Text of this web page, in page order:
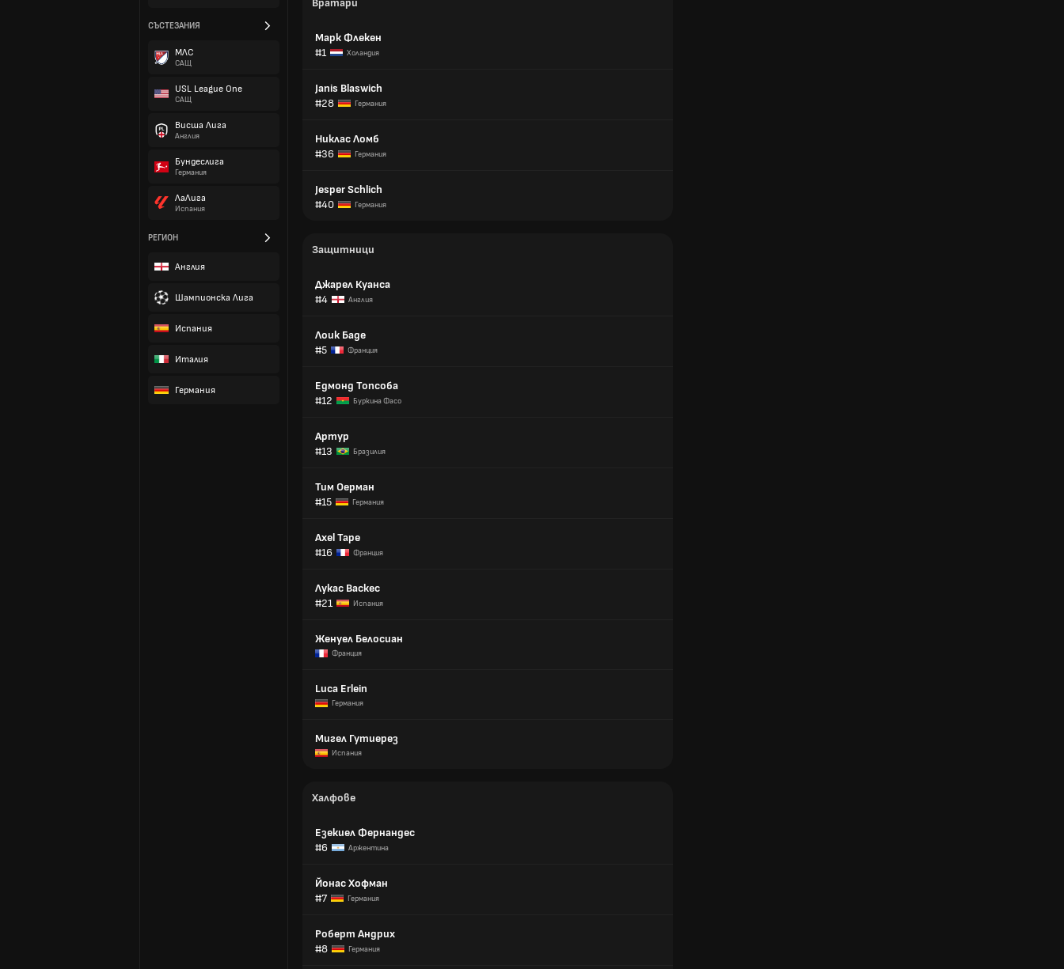
СЪСТЕЗАНИЯ
МЛС
САЩ
USL League One
САЩ
Висша Лига
Англия
Бундеслига
Германия
ЛаЛига
Испания
РЕГИОН
Англия
Шампионска Лига
Испания
Италия
Германия
Вратари
Марк Флекен
#1
Холандия
Janis Blaswich
#28
Германия
Никлас Ломб
#36
Германия
Jesper Schlich
#40
Германия
Защитници
Джарел Куанса
#4
Англия
Лоик Баде
#5
Франция
Едмонд Топсоба
#12
Буркина Фасо
Артур
#13
Бразилия
Тим Оерман
#15
Германия
Axel Tape
#16
Франция
Лукас Васкес
#21
Испания
Женуел Белосиан
Франция
Luca Erlein
Германия
Мигел Гутиерез
Испания
Халфове
Езекиел Фернандес
#6
Аржентина
Йонас Хофман
#7
Германия
Роберт Андрих
#8
Германия